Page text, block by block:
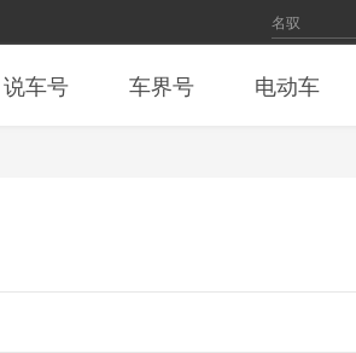
说车号 车界号 电动车